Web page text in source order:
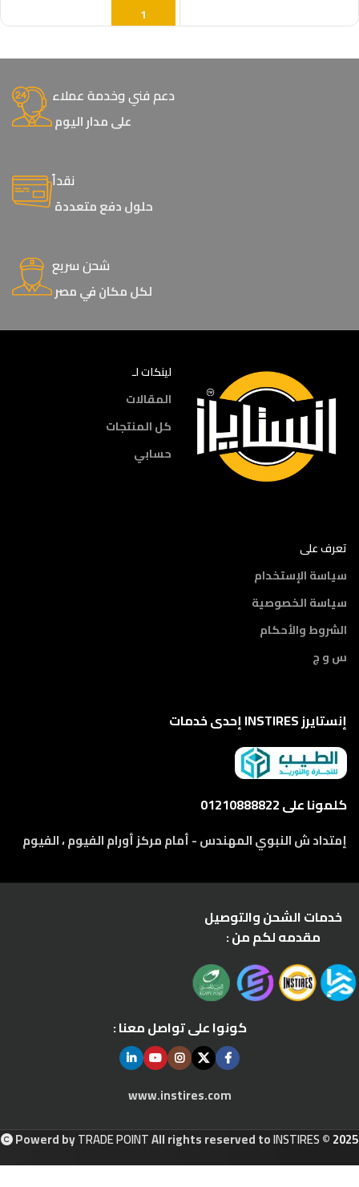
إضافة إلى السلة
دعم فني وخدمة عملاء
على مدار اليوم
نقداً
حلول دفع متعددة
شحن سريع
لكل مكان في مصر
لينكات لـ
المقالات
كل المنتجات
حسابي
تعرف على
سياسة الإستخدام
سياسة الخصوصية
الشروط والأحكام
س و ج
إنستايرز INSTIRES إحدى خدمات
كلمونا على 01210888822
إمتداد ش النبوي المهندس - أمام مركز أورام الفيوم ، الفيوم
خدمات الشحن والتوصيل
مقدمه لكم من :
كونوا على تواصل معنا :
www.instires.com
Powerd byTRADE POINTAll rights reserved toINSTIRES© 2025